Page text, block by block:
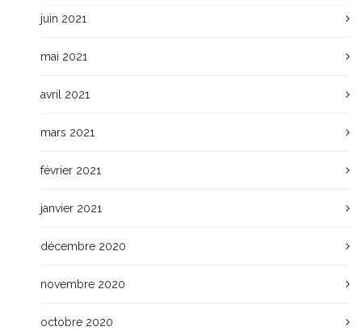
juin 2021
mai 2021
avril 2021
mars 2021
février 2021
janvier 2021
décembre 2020
novembre 2020
octobre 2020